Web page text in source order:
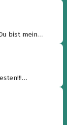
bist mein
gute